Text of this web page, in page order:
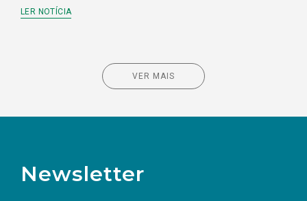
LER NOTÍCIA
VER MAIS
Newsletter